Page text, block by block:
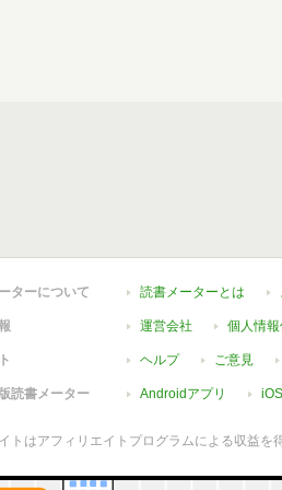
ターについて 読書メーターとは
運営会社 個人情
ヘルプ ご意見
読書メーター Androidアプリ
トはアフィリエイトプログラムによる収益を